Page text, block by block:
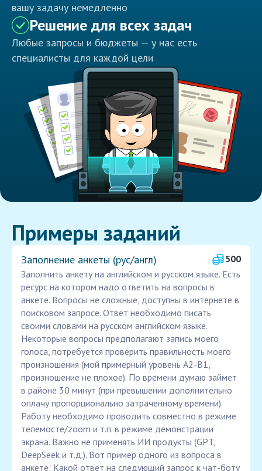
вашу задачу немедленно
Решение для всех задач
Любые запросы и бюджеты — у нас есть
специалисты для каждой цели
Примеры заданий
Заполнение анкеты (рус/англ)
500
Заполнить анкету на английском и русском языке. Есть
ресурс на котором надо ответить на вопросы в
анкете. Вопросы не сложные, доступны в интернете в
поисковом запросе. Ответ необходимо писать
своими словами на русском английском языке.
Некоторые вопросы предполагают запись моего
голоса, потребуется проверить правильность моего
произношения (мой примерный уровень A2-B1,
произношение не плохое). По времени думаю займет
в районе 30 минут (при превышении дополнительно
оплачу пропорционально затраченному времени).
Работу необходимо проводить совместно в режиме
телемосте/zoom и т.п. в режиме демонстрации
экрана. Важно не применять ИИ продукты (GPT,
DeepSeek и т.д.). Вот пример одного из вопроса в
анкете: Какой ответ на следующий запрос к чат-боту